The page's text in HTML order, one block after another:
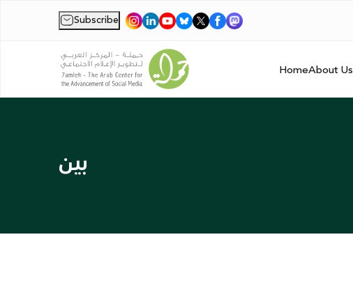
Subscribe |
HomeAbout Us
بين